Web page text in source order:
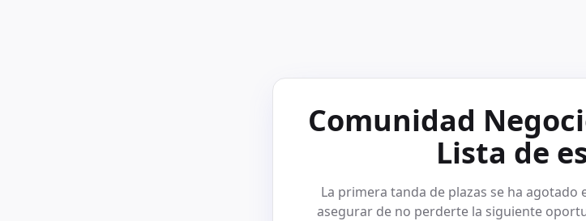
Comunidad
Lista de
La primera tanda de plazas se ha agotado
asegurar de no perderte la siguiente